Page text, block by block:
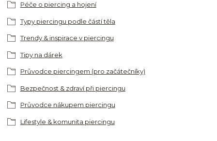
Péče o piercing a hojení
Typy piercingu podle částí těla
Trendy & inspirace v piercingu
Tipy na dárek
Průvodce piercingem (pro začátečníky)
Bezpečnost & zdraví při piercingu
Průvodce nákupem piercingu
Lifestyle & komunita piercingu